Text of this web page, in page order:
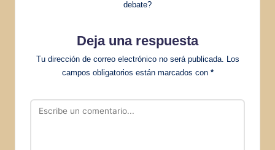
debate?
Deja una respuesta
Tu dirección de correo electrónico no será publicada. Los
campos obligatorios están marcados con *